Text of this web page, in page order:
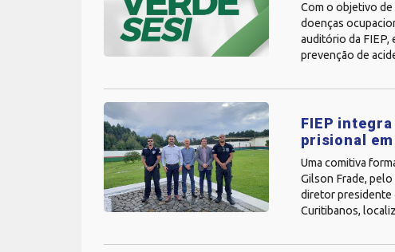
Com o objetivo
doenças
auditório da FIEP,
prevenção de
FIEP
prisional em
Uma comitiva
Gilson Frade,
diretor presidente
Curitibanos,